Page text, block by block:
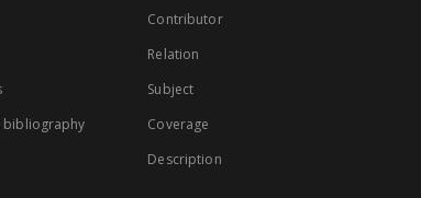
bibliography
Contributor
Relation
Subject
Coverage
Description